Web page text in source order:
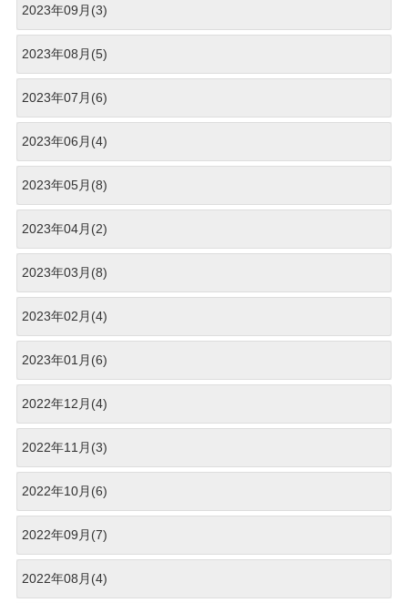
2023年09月(3)
2023年08月(5)
2023年07月(6)
2023年06月(4)
2023年05月(8)
2023年04月(2)
2023年03月(8)
2023年02月(4)
2023年01月(6)
2022年12月(4)
2022年11月(3)
2022年10月(6)
2022年09月(7)
2022年08月(4)